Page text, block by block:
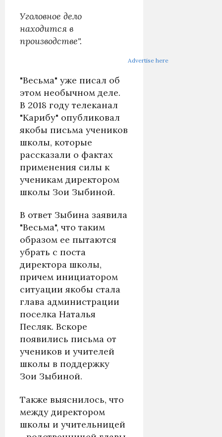
Уголовное дело
находится в
производстве".
Advertise here
"Весьма" уже писал об
этом необычном деле.
В 2018 году телеканал
"Карибу" опубликовал
якобы письма учеников
школы, которые
рассказали о фактах
применения силы к
ученикам директором
школы Зои Зыбиной.
В ответ Зыбина заявила
"Весьма", что таким
образом ее пытаются
убрать с поста
директора школы,
причем инициатором
ситуации якобы стала
глава администрации
поселка Наталья
Песляк. Вскоре
появились письма от
учеников и учителей
школы в поддержку
Зои Зыбиной.
Также выяснилось, что
между директором
школы и учительницей